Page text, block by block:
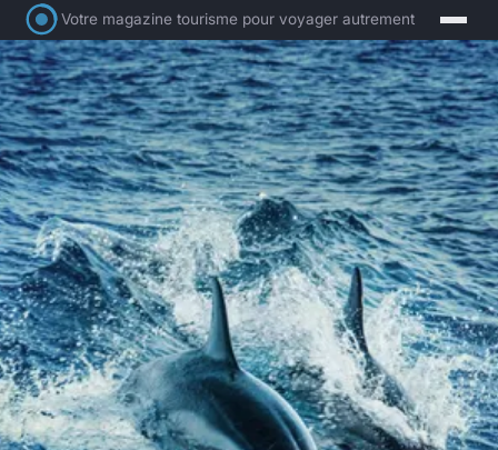
Votre magazine tourisme pour voyager autrement